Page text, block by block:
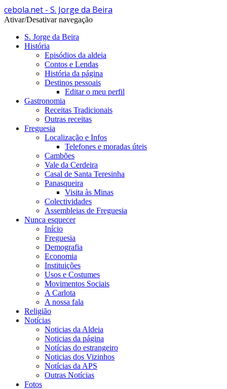
cebola.net - S. Jorge da Beira
Ativar/Desativar navegação
S. Jorge da Beira
História
Episódios da aldeia
Contos e Lendas
História da página
Destinos pessoais
Editar o meu perfil
Gastronomia
Receitas Tradicionais
Outras receitas
Freguesia
Localização e Infos
Telefones e moradas úteis
Cambões
Vale da Cerdeira
Casal de Santa Teresinha
Panasqueira
Visita às Minas
Colectividades
Assembleias de Freguesia
Nunca esquecer
Início
Freguesia
Demografia
Economia
Instituições
Usos e Costumes
Movimentos Sociais
A Carlota
A nossa fala
Religião
Notícias
Noticias da Aldeia
Noticias da página
Notícias do estrangeiro
Noticias dos Vizinhos
Notícias da APS
Outras Notícias
Fotos